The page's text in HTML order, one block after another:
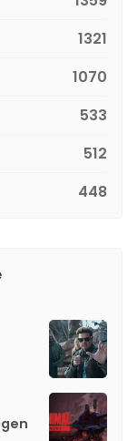
1321
1070
533
512
448